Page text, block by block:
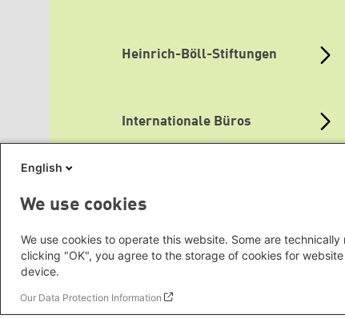
Heinrich-Böll-Stiftungen
Internationale Büros
Mediatheken
English
We use cookies
We use cookies to operate this website. Some are
clicking "OK", you agree to the storage of cookies for
device.
Our Data Protection Information